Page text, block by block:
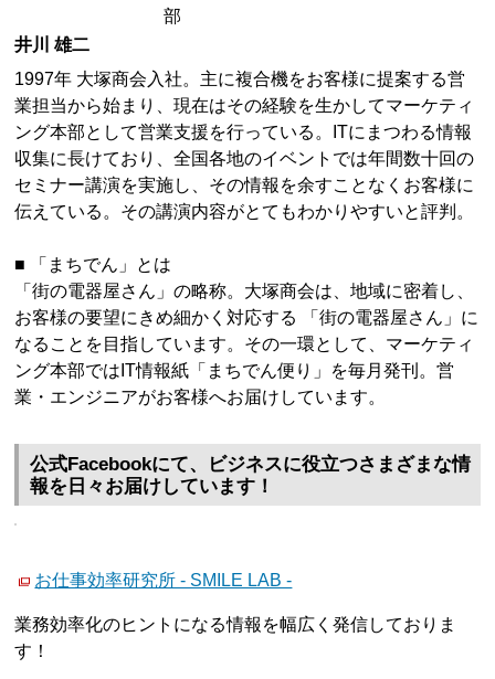
部
井川 雄二
1997年 大塚商会入社。主に複合機をお客様に提案する営
業担当から始まり、現在はその経験を生かしてマーケティ
ング本部として営業支援を行っている。ITにまつわる情報
収集に長けており、全国各地のイベントでは年間数十回の
セミナー講演を実施し、その情報を余すことなくお客様に
伝えている。その講演内容がとてもわかりやすいと評判。
■ 「まちでん」とは
「街の電器屋さん」の略称。大塚商会は、地域に密着し、
お客様の要望にきめ細かく対応する 「街の電器屋さん」に
なることを目指しています。その一環として、マーケティ
ング本部ではIT情報紙「まちでん便り」を毎月発刊。営
業・エンジニアがお客様へお届けしています。
公式Facebookにて、ビジネスに役立つさまざまな情
報を日々お届けしています！
お仕事効率研究所 - SMILE LAB -
業務効率化のヒントになる情報を幅広く発信しておりま
す！